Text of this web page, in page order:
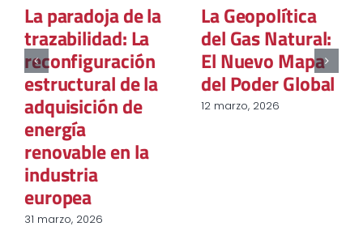
La paradoja de la
trazabilidad: La
reconfiguración
estructural de la
adquisición de
energía
renovable en la
industria
europea
31 marzo, 2026
La Geopolítica
del Gas Natural:
El Nuevo Mapa
del Poder Global
12 marzo, 2026